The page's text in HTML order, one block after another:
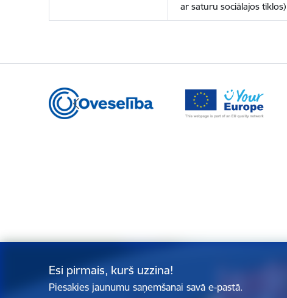
ar saturu sociālajos tīklos)
Esi pirmais, kurš uzzina!
Piesakies jaunumu saņemšanai savā e-pastā.